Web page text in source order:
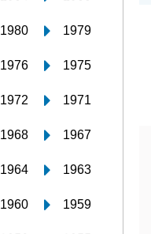
1980 1979
1976 1975
1972 1971
1968 1967
1964 1963
1960 1959